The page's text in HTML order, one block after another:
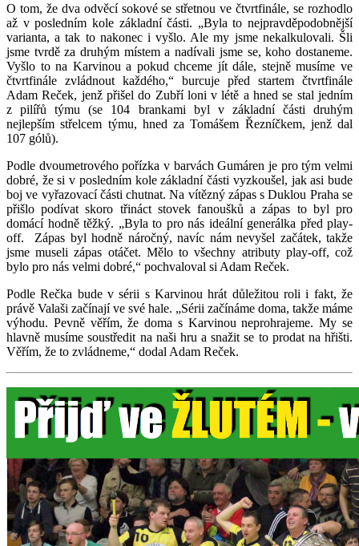
O tom, že dva odvěcí sokové se střetnou ve čtvrtfinále, se rozhodlo
až v posledním kole základní části. „Byla to nejpravděpodobnější
varianta, a tak to nakonec i vyšlo. Ale my jsme nekalkulovali. Šli
jsme tvrdě za druhým místem a nadívali jsme se, koho dostaneme.
Vyšlo to na Karvinou a pokud chceme jít dále, stejně musíme ve
čtvrtfinále zvládnout každého,“ burcuje před startem čtvrtfinále
Adam Reček, jenž přišel do Zubří loni v létě a hned se stal jedním
z pilířů týmu (se 104 brankami byl v základní části druhým
nejlepším střelcem týmu, hned za Tomášem Řezníčkem, jenž dal
107 gólů).
Podle dvoumetrového pořízka v barvách Gumáren je pro tým velmi
dobré, že si v posledním kole základní části vyzkoušel, jak asi bude
boj ve vyřazovací části chutnat. Na vítězný zápas s Duklou Praha se
přišlo podívat skoro třináct stovek fanoušků a zápas to byl pro
domácí hodně těžký. „Byla to pro nás ideální generálka před play-
off. Zápas byl hodně náročný, navíc nám nevyšel začátek, takže
jsme museli zápas otáčet. Mělo to všechny atributy play-off, což
bylo pro nás velmi dobré,“ pochvaloval si Adam Reček.
Podle Rečka bude v sérii s Karvinou hrát důležitou roli i fakt, že
právě Valaši začínají ve své hale. „Sérii začínáme doma, takže máme
výhodu. Pevně věřím, že doma s Karvinou neprohrajeme. My se
hlavně musíme soustředit na naši hru a snažit se to prodat na hřišti.
Věřím, že to zvládneme,“ dodal Adam Reček.